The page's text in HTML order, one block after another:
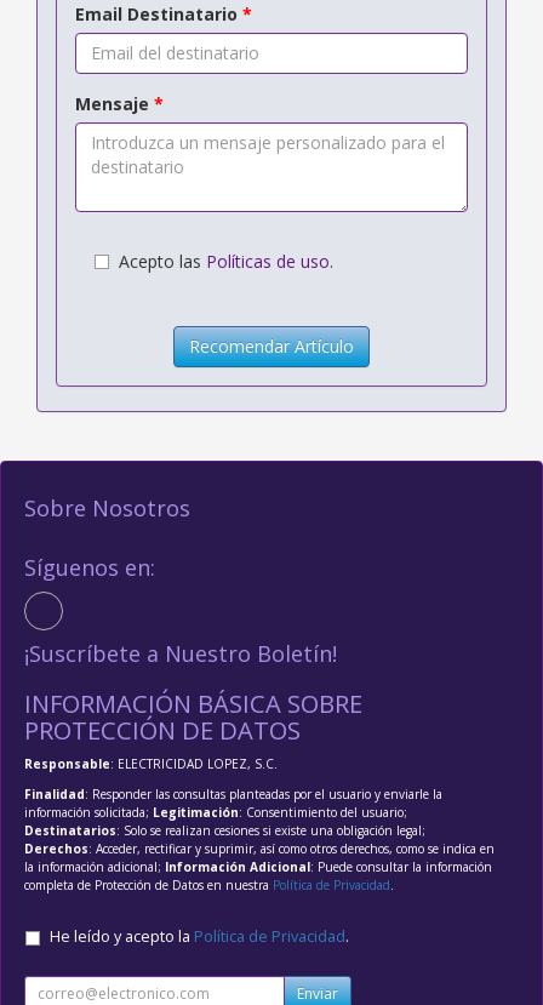
Email Destinatario *
Mensaje *
Acepto las Políticas de uso.
Recomendar Artículo
Sobre Nosotros
Síguenos en:
¡Suscríbete a Nuestro Boletín!
INFORMACIÓN BÁSICA SOBRE
PROTECCIÓN DE DATOS
Responsable: ELECTRICIDAD LOPEZ, S.C.
Finalidad: Responder las consultas planteadas por el usuario y enviarle la
información solicitada; Legitimación: Consentimiento del usuario;
Destinatarios: Solo se realizan cesiones si existe una obligación legal;
Derechos: Acceder, rectificar y suprimir, así como otros derechos, como se indica en
la información adicional; Información Adicional: Puede consultar la información
completa de Protección de Datos en nuestra Política de Privacidad
He leído y acepto la Política de Privacidad.
Enviar